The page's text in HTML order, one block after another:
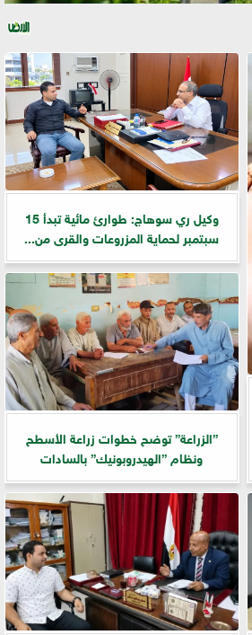
وكيل ري سوهاج: طوارئ مائية تبدأ 15
سبتمبر لحماية المزروعات والقرى من...
”الزراعة” توضح خطوات زراعة الأسطح
ونظام ”الهيدروبونيك” بالسادات